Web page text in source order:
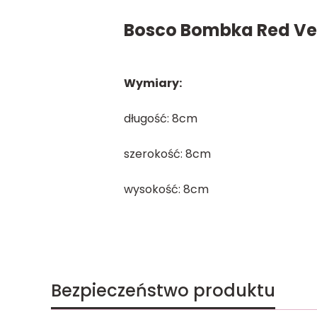
Bosco Bombka Red
Wymiary:
długość: 8cm
szerokość: 8cm
wysokość: 8cm
Bezpieczeństwo produktu